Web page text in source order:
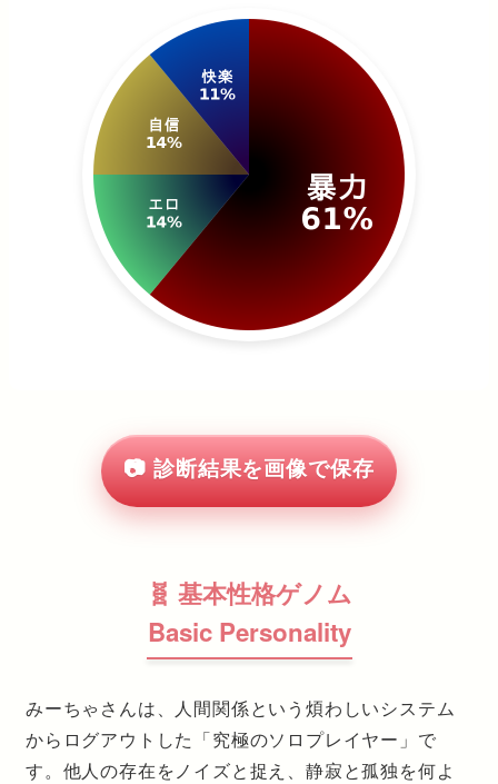
📷 診断結果を画像で保存
🧬 基本性格ゲノム
Basic Personality
みーちゃさんは、人間関係という煩わしいシステム
からログアウトした「究極のソロプレイヤー」で
す。他人の存在をノイズと捉え、静寂と孤独を何よ